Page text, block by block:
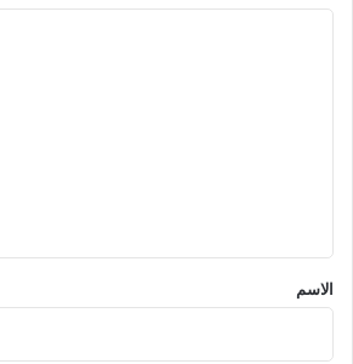
*
الاسم